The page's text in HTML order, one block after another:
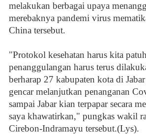
melakukan berbagai upaya
merebaknya pandemi virus
China tersebut.
"Protokol kesehatan harus kita
penanggulangan harus terus
berharap 27 kabupaten kota di
gencar melanjutkan penanganan
sampai Jabar kian terpapar secara
saya khawatirkan," pungkas wakil
Cirebon-Indramayu tersebut.(Lys).